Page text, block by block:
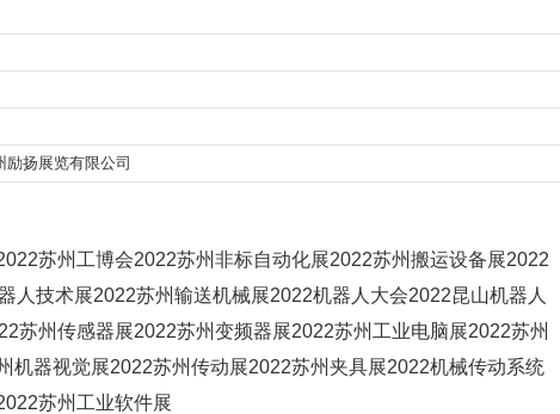
扬展览有限公司
苏州工博会2022苏州非标自动化展2022苏州搬运设备展2022
人技术展2022苏州输送机械展2022机器人大会2022昆山机器人
苏州传感器展2022苏州变频器展2022苏州工业电脑展2022苏州
机器视觉展2022苏州传动展2022苏州夹具展2022机械传动系统
苏州工业软件展